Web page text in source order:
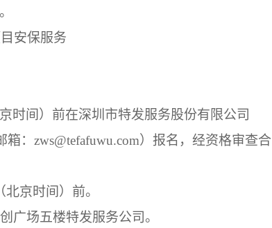
安保服务
时间 ） 前在深圳市特发服务股份有限公司
箱： zws@tefafuwu.com）报名，经资格审查合
（北京时间 ） 前。
广场五楼特发服务公司 。